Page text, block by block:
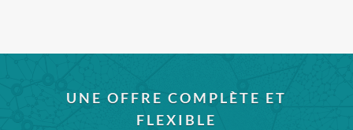
UNE OFFRE COMPLÈTE ET
FLEXIBLE